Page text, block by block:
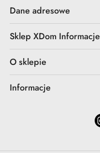
Dane adresowe
Sklep XDom Informacje
O sklepie
Informacje